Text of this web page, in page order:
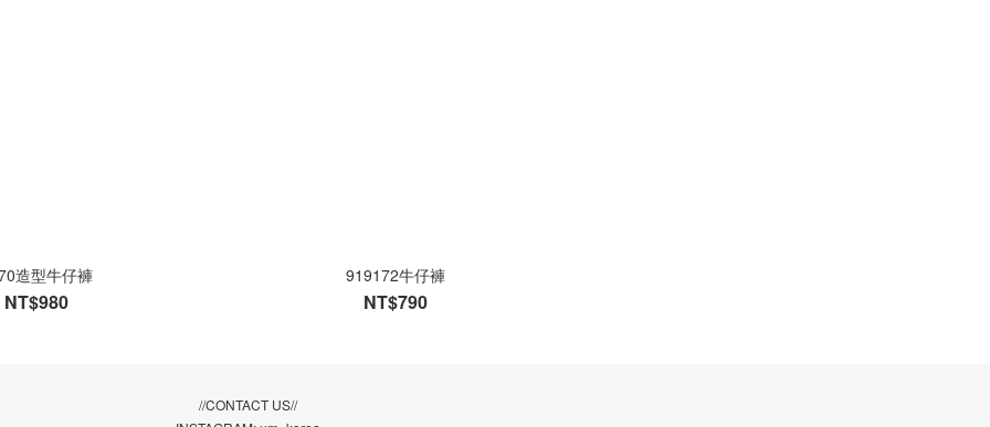
造型牛仔褲
NT$980
919172牛仔褲
NT$790
//CONTACT US//